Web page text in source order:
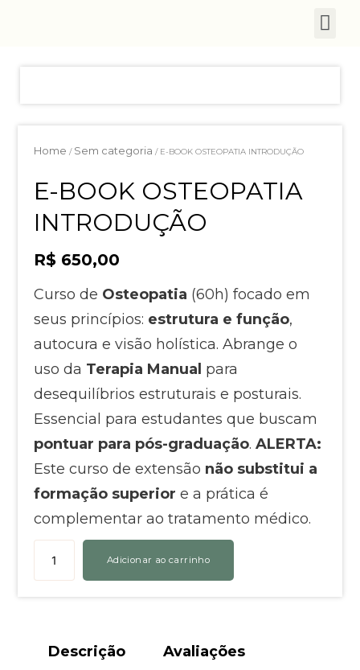
Home / Sem categoria / E-BOOK OSTEOPATIA INTRODUÇÃO
E-BOOK OSTEOPATIA
INTRODUÇÃO
R$ 650,00
Curso de Osteopatia (60h) focado em
seus princípios: estrutura e função,
autocura e visão holística. Abrange o
uso da Terapia Manual para
desequilíbrios estruturais e posturais.
Essencial para estudantes que buscam
pontuar para pós-graduação. ALERTA:
Este curso de extensão não substitui a
formação superior e a prática é
complementar ao tratamento médico.
Adicionar ao carrinho
Descrição Avaliações